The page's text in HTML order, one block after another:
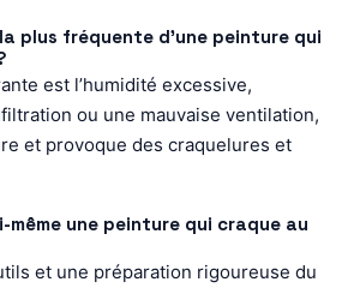
plus fréquente d’une peinture qui
est l’humidité excessive,
ou une mauvaise ventilation,
et provoque des craquelures et
une peinture qui craque au
et une préparation rigoureuse du